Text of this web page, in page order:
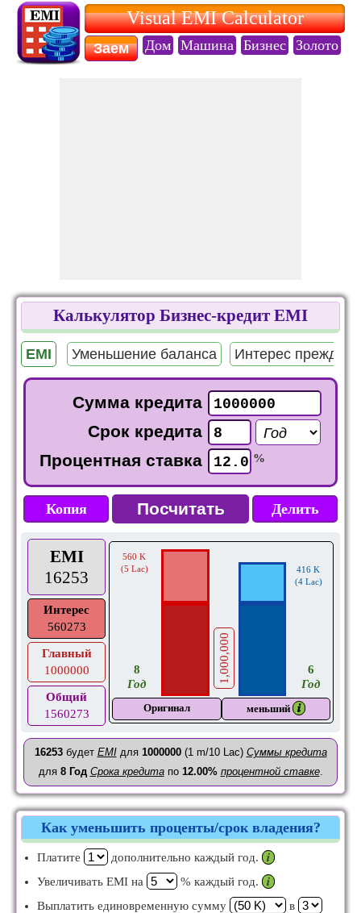
Visual EMI Calculator
Заем Дом Машина Бизнес Золото
Калькулятор Бизнес-кредит EMI
EMI Уменьшение баланса Интерес прежде
Сумма кредита
Срок кредита
Процентная ставка
%
Копия Делить
EMI
16253
Интерес
560273
Главный
1000000
Общий
1560273
560 K
(5 Lac)
8
Год
1,000,000
416 K
(4 Lac)
6
Год
Оригинал меньший 𝒊
16253будет EMIдля 1000000(1 m/10 Lac) Суммы кредита
для 8 Год Срока кредитапо 12.00% процентной ставке.
Как уменьшить проценты/срок владения?
Платите дополнительно каждый год.
𝒊
Увеличивать EMI на
% каждый год.
𝒊
Выплатить единовременную сумму
в